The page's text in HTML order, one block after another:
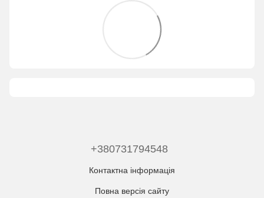
+380731794548
Контактна інформація
Повна версія сайту